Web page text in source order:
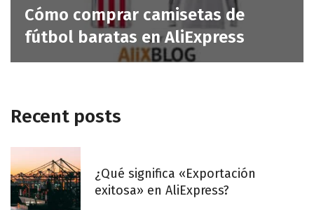
Cómo comprar camisetas de
fútbol baratas en AliExpress
Recent posts
¿Qué significa «Exportación
exitosa» en AliExpress?